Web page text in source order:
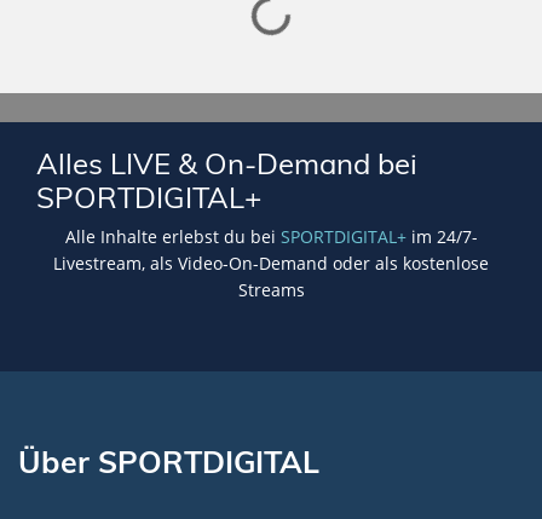
Lade SPORTDIGITAL+ Mediathek
Alles LIVE & On-Demand bei
SPORTDIGITAL+
Alle Inhalte erlebst du bei SPORTDIGITAL+im 24/7-
Livestream, als Video-On-Demand oder als kostenlose
Streams
Über SPORTDIGITAL